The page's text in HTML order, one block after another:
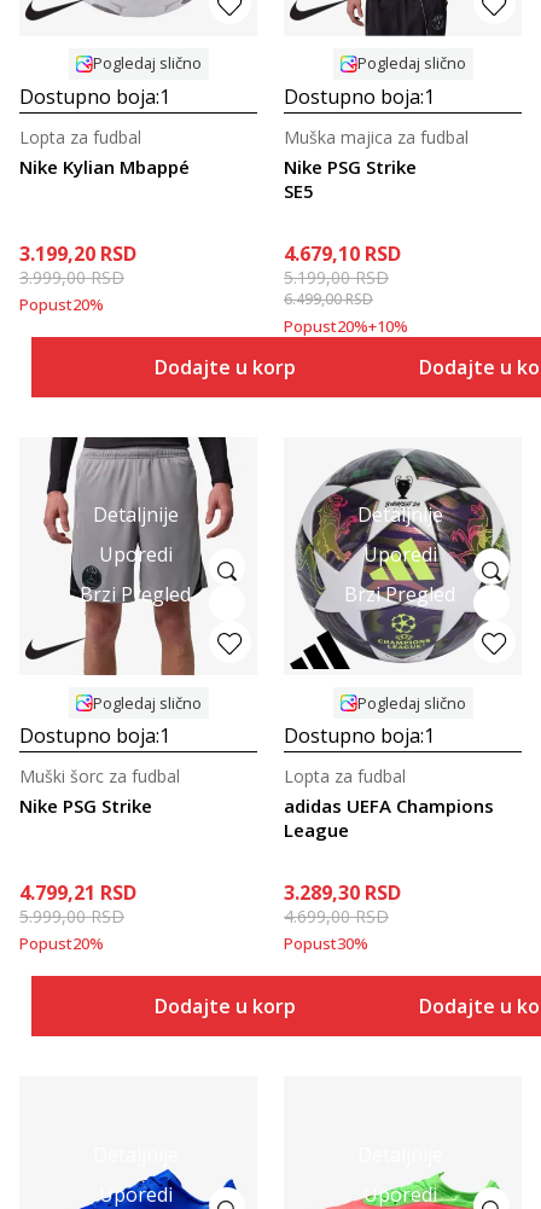
Pogledaj slično
Dostupno boja:1
Nike Kylian Mbappé
Lopta za fudbal
3.199,20 RSD
3.999,00RSD
Popust20%
Dodajte u korpu
Pogledaj slično
Dostupno boja:1
Nike PSG Strike
SE5
Muška majica za fudbal
4.679,10 RSD
5.199,00RSD
6.499,00RSD
Popust20%+10%
Dodajte u
Detaljnije
Uporedi
Brzi Pregled
Pogledaj slično
Dostupno boja:1
Nike PSG Strike
Muški šorc za fudbal
4.799,21 RSD
5.999,00RSD
Popust20%
Dodajte u korpu
Detaljnije
Uporedi
Brzi Pregled
Pogledaj slično
Dostupno boja:1
adidas UEFA Champions
League
Lopta za fudbal
3.289,30 RSD
4.699,00RSD
Popust30%
Dodajte u
Uporedi
Uporedi